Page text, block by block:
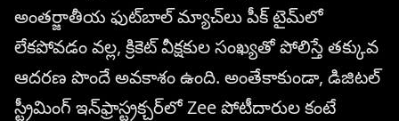
అంతర్జాతీయ ఫుట్‌బాల్ మ్యాచ్‌లు పీక్ టైమ్‌లో
లేకపోవడం వల్ల, క్రికెట్ వీక్షకుల సంఖ్యతో పోలిస్తే తక్కువ
ఆదరణ పొందే అవకాశం ఉంది. అంతేకాకుండా, డిజిటల్
స్ట్రీమింగ్ ఇన్‌ఫ్రాస్ట్రక్చర్‌లో Zee పోటీదారుల కంటే